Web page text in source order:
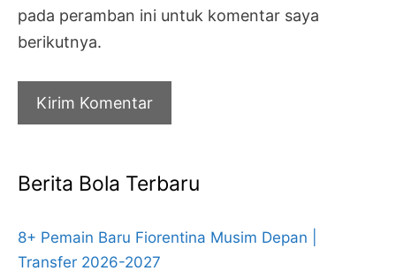
pada peramban ini untuk komentar saya
berikutnya.
Berita Bola Terbaru
8+ Pemain Baru Fiorentina Musim Depan |
Transfer 2026-2027